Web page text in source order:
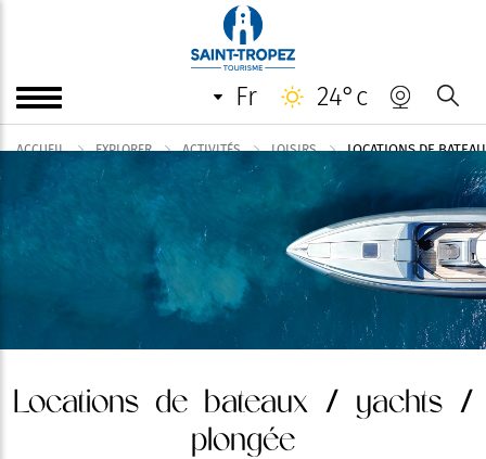
fr 24°c
ACCUEIL EXPLORER ACTIVITÉS LOISIRS LOCATIONS DE
Locations de bateaux / yachts /
plongée